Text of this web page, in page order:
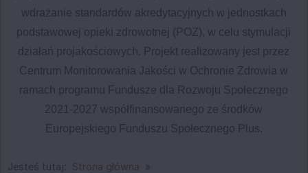
wdrażanie standardów akredytacyjnych w jednostkach
podstawowej opieki zdrowotnej (POZ), w celu stymulacji
działań projakościowych. Projekt realizowany jest przez
Centrum Monitorowania Jakości w Ochronie Zdrowia w
ramach programu Fundusze dla Rozwoju Społecznego
2021-2027 współfinansowanego ze środków
Europejskiego Funduszu Społecznego Plus.
Jesteś tutaj:
Strona główna